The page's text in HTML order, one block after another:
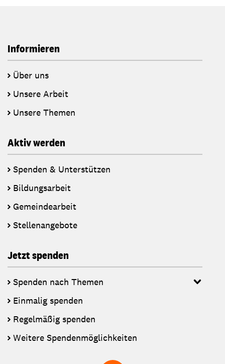
Informieren
Über uns
Unsere Arbeit
Unsere Themen
Aktiv werden
Spenden & Unterstützen
Bildungsarbeit
Gemeindearbeit
Stellenangebote
Jetzt spenden
Spenden nach Themen
Einmalig spenden
Regelmäßig spenden
Weitere Spendenmöglichkeiten